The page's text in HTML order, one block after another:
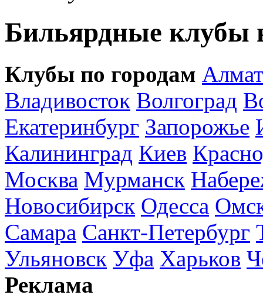
Бильярдные клубы
Клубы по городам
Владивосток Волгоград
Екатеринбург Запорожье
Калининград Киев
Москва Мурманск
Новосибирск Одесса
Самара Санкт-Петербург
Ульяновск Уфа Харьков
Реклама